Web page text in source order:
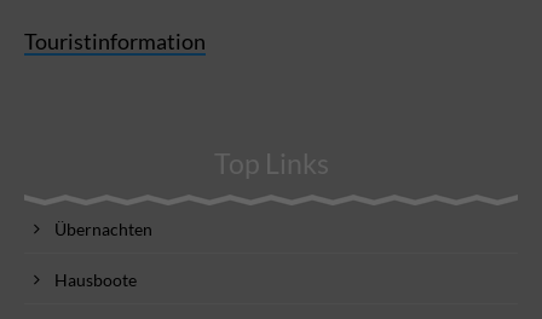
Touristinformation
Top Links
Übernachten
Hausboote